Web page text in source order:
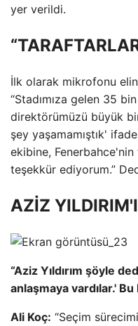
yer verildi.
İlk olarak mikrofonu
“Stadımıza gelen 35
direktörümüzü büyük
şey yaşamamıştık'
ekibine, Fenerbahce'nin
teşekkür ediyorum.”
AZİZ
“Aziz Yıldırım şöyle
anlaşmaya vardılar.'
Ali Koç: “Seçim